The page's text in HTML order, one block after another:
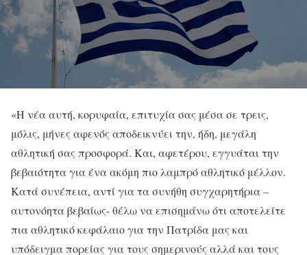
«Η νέα αυτή, κορυφαία, επιτυχία σας μέσα σε τρεις,
μόλις, μήνες αφενός αποδεικνύει την, ήδη, μεγάλη
αθλητική σας προσφορά. Και, αφετέρου, εγγυάται την
βεβαιότητα για ένα ακόμη πιο λαμπρό αθλητικό μέλλον.
Κατά συνέπεια, αντί για τα συνήθη συγχαρητήρια –
αυτονόητα βεβαίως- θέλω να επισημάνω ότι αποτελείτε
πια αθλητικό κεφάλαιο για την Πατρίδα μας και
υπόδειγμα πορείας για τους σημερινούς αλλά και τους